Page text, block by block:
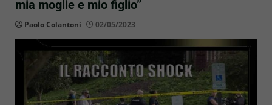
mia moglie e mio figlio”
Paolo Colantoni 02/05/2023